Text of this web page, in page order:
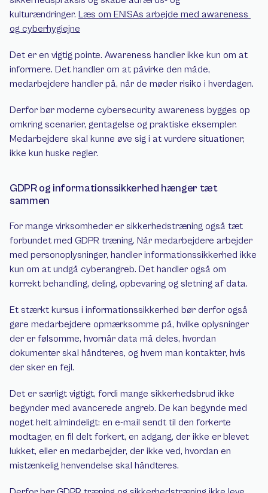
kulturændringer. Læs om ENISAs arbejde med awareness
og cyberhygiejne
Det er en vigtig pointe. Awareness handler ikke kun om at
informere. Det handler om at påvirke den måde,
medarbejdere handler på, når de møder risiko i hverdagen.
Derfor bør moderne cybersecurity awareness bygges op
omkring scenarier, gentagelse og praktiske eksempler.
Medarbejdere skal kunne øve sig i at vurdere situationer,
ikke kun huske regler.
GDPR og informationssikkerhed hænger tæt
sammen
For mange virksomheder er sikkerhedstræning også tæt
forbundet med GDPR træning. Når medarbejdere arbejder
med personoplysninger, handler informationssikkerhed ikke
kun om at undgå cyberangreb. Det handler også om
korrekt behandling, deling, opbevaring og sletning af data.
Et stærkt kursus i informationssikkerhed bør derfor også
gøre medarbejdere opmærksomme på, hvilke oplysninger
der er følsomme, hvornår data må deles, hvordan
dokumenter skal håndteres, og hvem man kontakter, hvis
der sker en fejl.
Det er særligt vigtigt, fordi mange sikkerhedsbrud ikke
begynder med avancerede angreb. De kan begynde med
noget helt almindeligt: en e-mail sendt til den forkerte
modtager, en fil delt forkert, en adgang, der ikke er blevet
lukket, eller en medarbejder, der ikke ved, hvordan en
mistænkelig henvendelse skal håndteres.